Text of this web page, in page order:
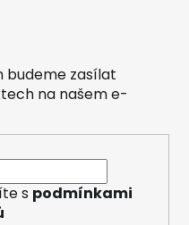
budeme zasílat
na našem e-
s podmínkami